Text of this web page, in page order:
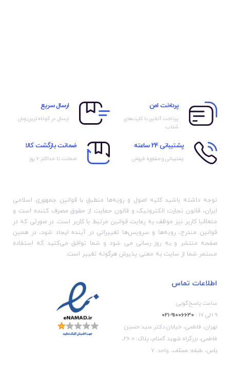
پرداخت امن
پرداخت آنلاین با کارت‌های
شتاب
ارسال سریع
ارسال در کوتاه‌ترین زمان
پشتیبانی 24 ساعته
پشتیبانی و مشاوره فروش
ضمانت بازگشت کالا
ضمانت تا حداکثر ۷ روز
توجه داشته باشید کلیه اصول و رویه‏‌ها منطبق با قوانین جمهوری اسلامی
ایران، قانون تجارت الکترونیک و قانون حمایت از حقوق مصرف کننده است و
متعاقبا کاربر نیز موظف به رعایت قوانین مرتبط با کاربر است. در صورتی که در
قوانین مندرج، رویه‏‌ها و سرویس‏‌ها تغییراتی در آینده ایجاد شود، در همین
صفحه منتشر و به روز رسانی می شود و شما توافق می‏‌کنید که استفاده
مستمر شما از سایت به معنی پذیرش هرگونه تغییر است.
اطلاعات تماس
ساعت پاسخ‌گویی
۹ الی ۱۷ :
۹۱۰۰۶۶۳۰-۰۲۱
تهران، فاطمی، خیابان دکتر سید حسین
فاطمی، بزرگراه شهید گمنام، پلاک: 26.0،
یاس، طبقه: همکف، واحد: 7